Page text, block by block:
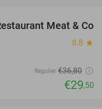
20%
Meat & Co
8.8 star
Regulier €36,80
€29,50